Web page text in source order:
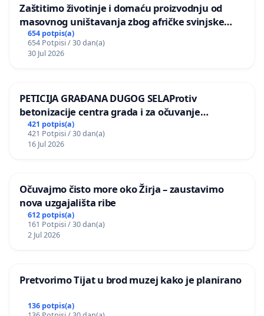
Zaštitimo životinje i domaću proizvodnju od
masovnog uništavanja zbog afričke svinjske
kuge
654 potpis(a)
654 Potpisi / 30 dan(a)
30 Jul 2026
PETICIJA GRAĐANA DUGOG SELAProtiv
betonizacije centra grada i za očuvanje
postojećih zelenih površina i odraslih stabala pri
donošenju izmjena urbanističkog plana
421 potpis(a)
421 Potpisi / 30 dan(a)
16 Jul 2026
Očuvajmo čisto more oko Žirja – zaustavimo
nova uzgajališta ribe
612 potpis(a)
161 Potpisi / 30 dan(a)
2 Jul 2026
Pretvorimo Tijat u brod muzej kako je planirano
136 potpis(a)